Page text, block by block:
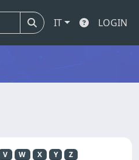
IT LOGIN
V W X Y Z